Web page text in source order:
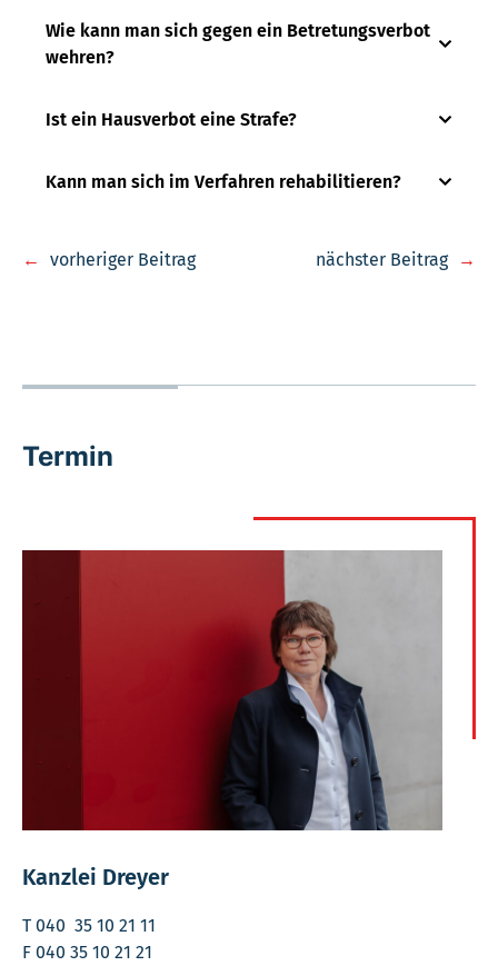
Wie kann man sich gegen ein Betretungsverbot
wehren?
Ist ein Hausverbot eine Strafe?
Kann man sich im Verfahren rehabilitieren?
← vorheriger Beitrag nächster Beitrag →
Termin
Kanzlei Dreyer
T 040 35 10 21 11
F 040 35 10 21 21